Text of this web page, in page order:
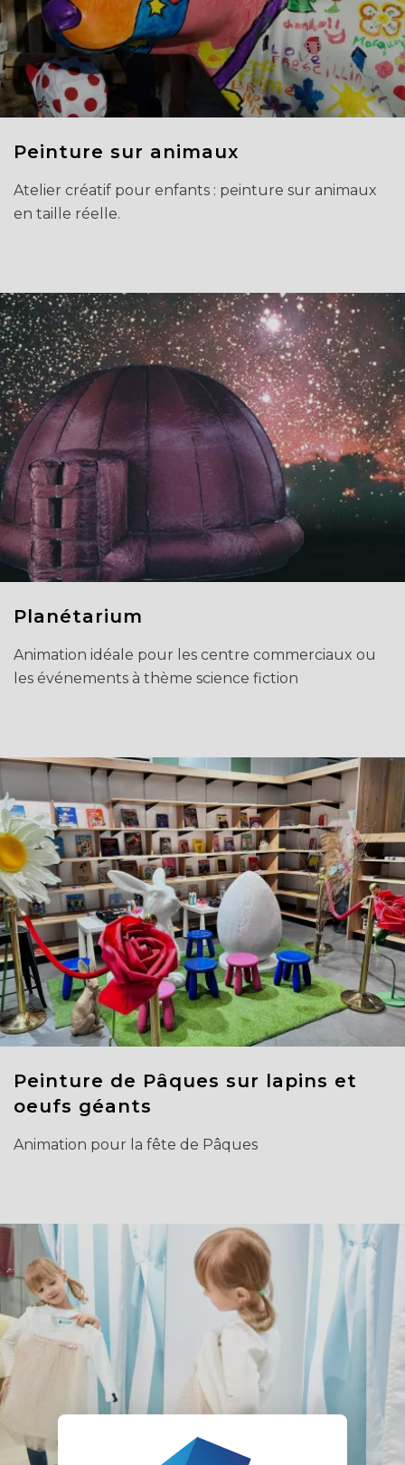
Peinture sur animaux
Atelier créatif pour enfants : peinture sur animaux
en taille réelle.
Planétarium
Animation idéale pour les centre commerciaux ou
les événements à thème science fiction
Peinture de Pâques sur lapins et
oeufs géants
Animation pour la fête de Pâques